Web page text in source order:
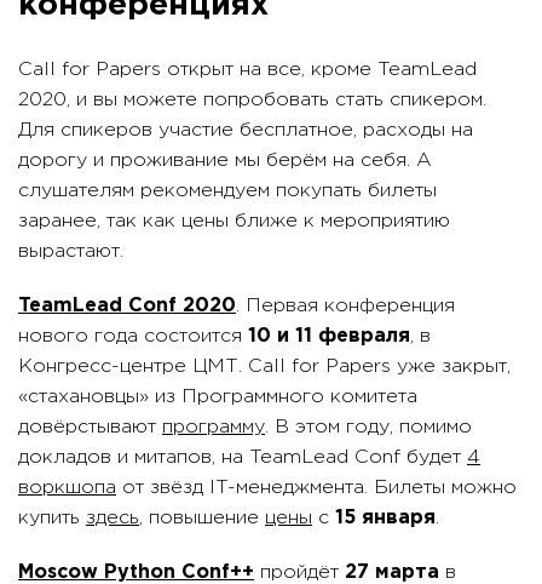
конференциях
Call for Papers открыт на все, кроме TeamLead
2020, и вы можете попробовать стать спикером.
Для спикеров участие бесплатное, расходы на
дорогу и проживание мы берём на себя. А
слушателям рекомендуем покупать билеты
заранее, так как цены ближе к мероприятию
вырастают.
TeamLead Conf 2020. Первая конференция
нового года состоится 10 и 11 февраля, в
Конгресс-центре ЦМТ. Call for Papers уже закрыт,
«стахановцы» из Программного комитета
довёрстывают программу. В этом году, помимо
докладов и митапов, на TeamLead Conf будет 4
воркшопа от звёзд IT-менеджмента. Билеты можно
купить здесь, повышение цены с 15 января.
Moscow Python Conf++ пройдёт 27 марта в